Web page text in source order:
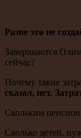
Разве это не
Завершаются
сейчас?
Почему такие
сказал, нет.
Скольким
Сколько детей,